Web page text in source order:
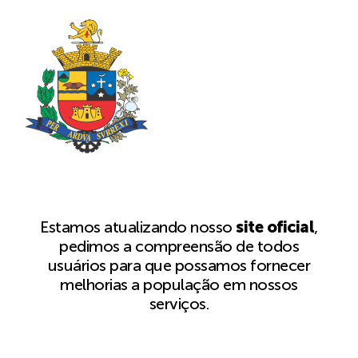
Estamos atualizando nossosite oficial,
pedimos a compreensão de todos
usuários para que possamos fornecer
melhorias a população em nossos
serviços.